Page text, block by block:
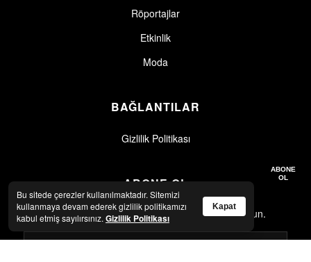
Röportajlar
Etkinlik
Moda
BAĞLANTILAR
Gizlilik Politikası
ABONE OL
En son haberler ve güncellemeler için abone olun.
ABONE
OL
Bu sitede çerezler kullanılmaktadır. Sitemizi
kullanmaya devam ederek gizlilik politikamızı
kabul etmiş sayılırsınız. Gizlilik Politikası
Kapat